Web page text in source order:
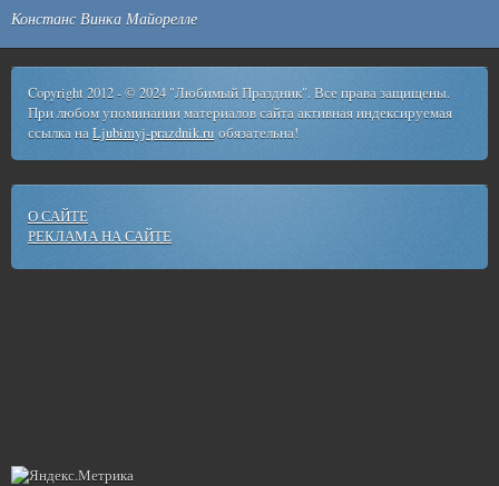
Констанс Винка Майорелле
Copyright 2012 - © 2024 "Любимый Праздник". Все права защищены.
При любом упоминании материалов сайта активная индексируемая
ссылка наLjubimyj-prazdnik.ru обязательна!
О САЙТЕ
РЕКЛАМА НА САЙТЕ